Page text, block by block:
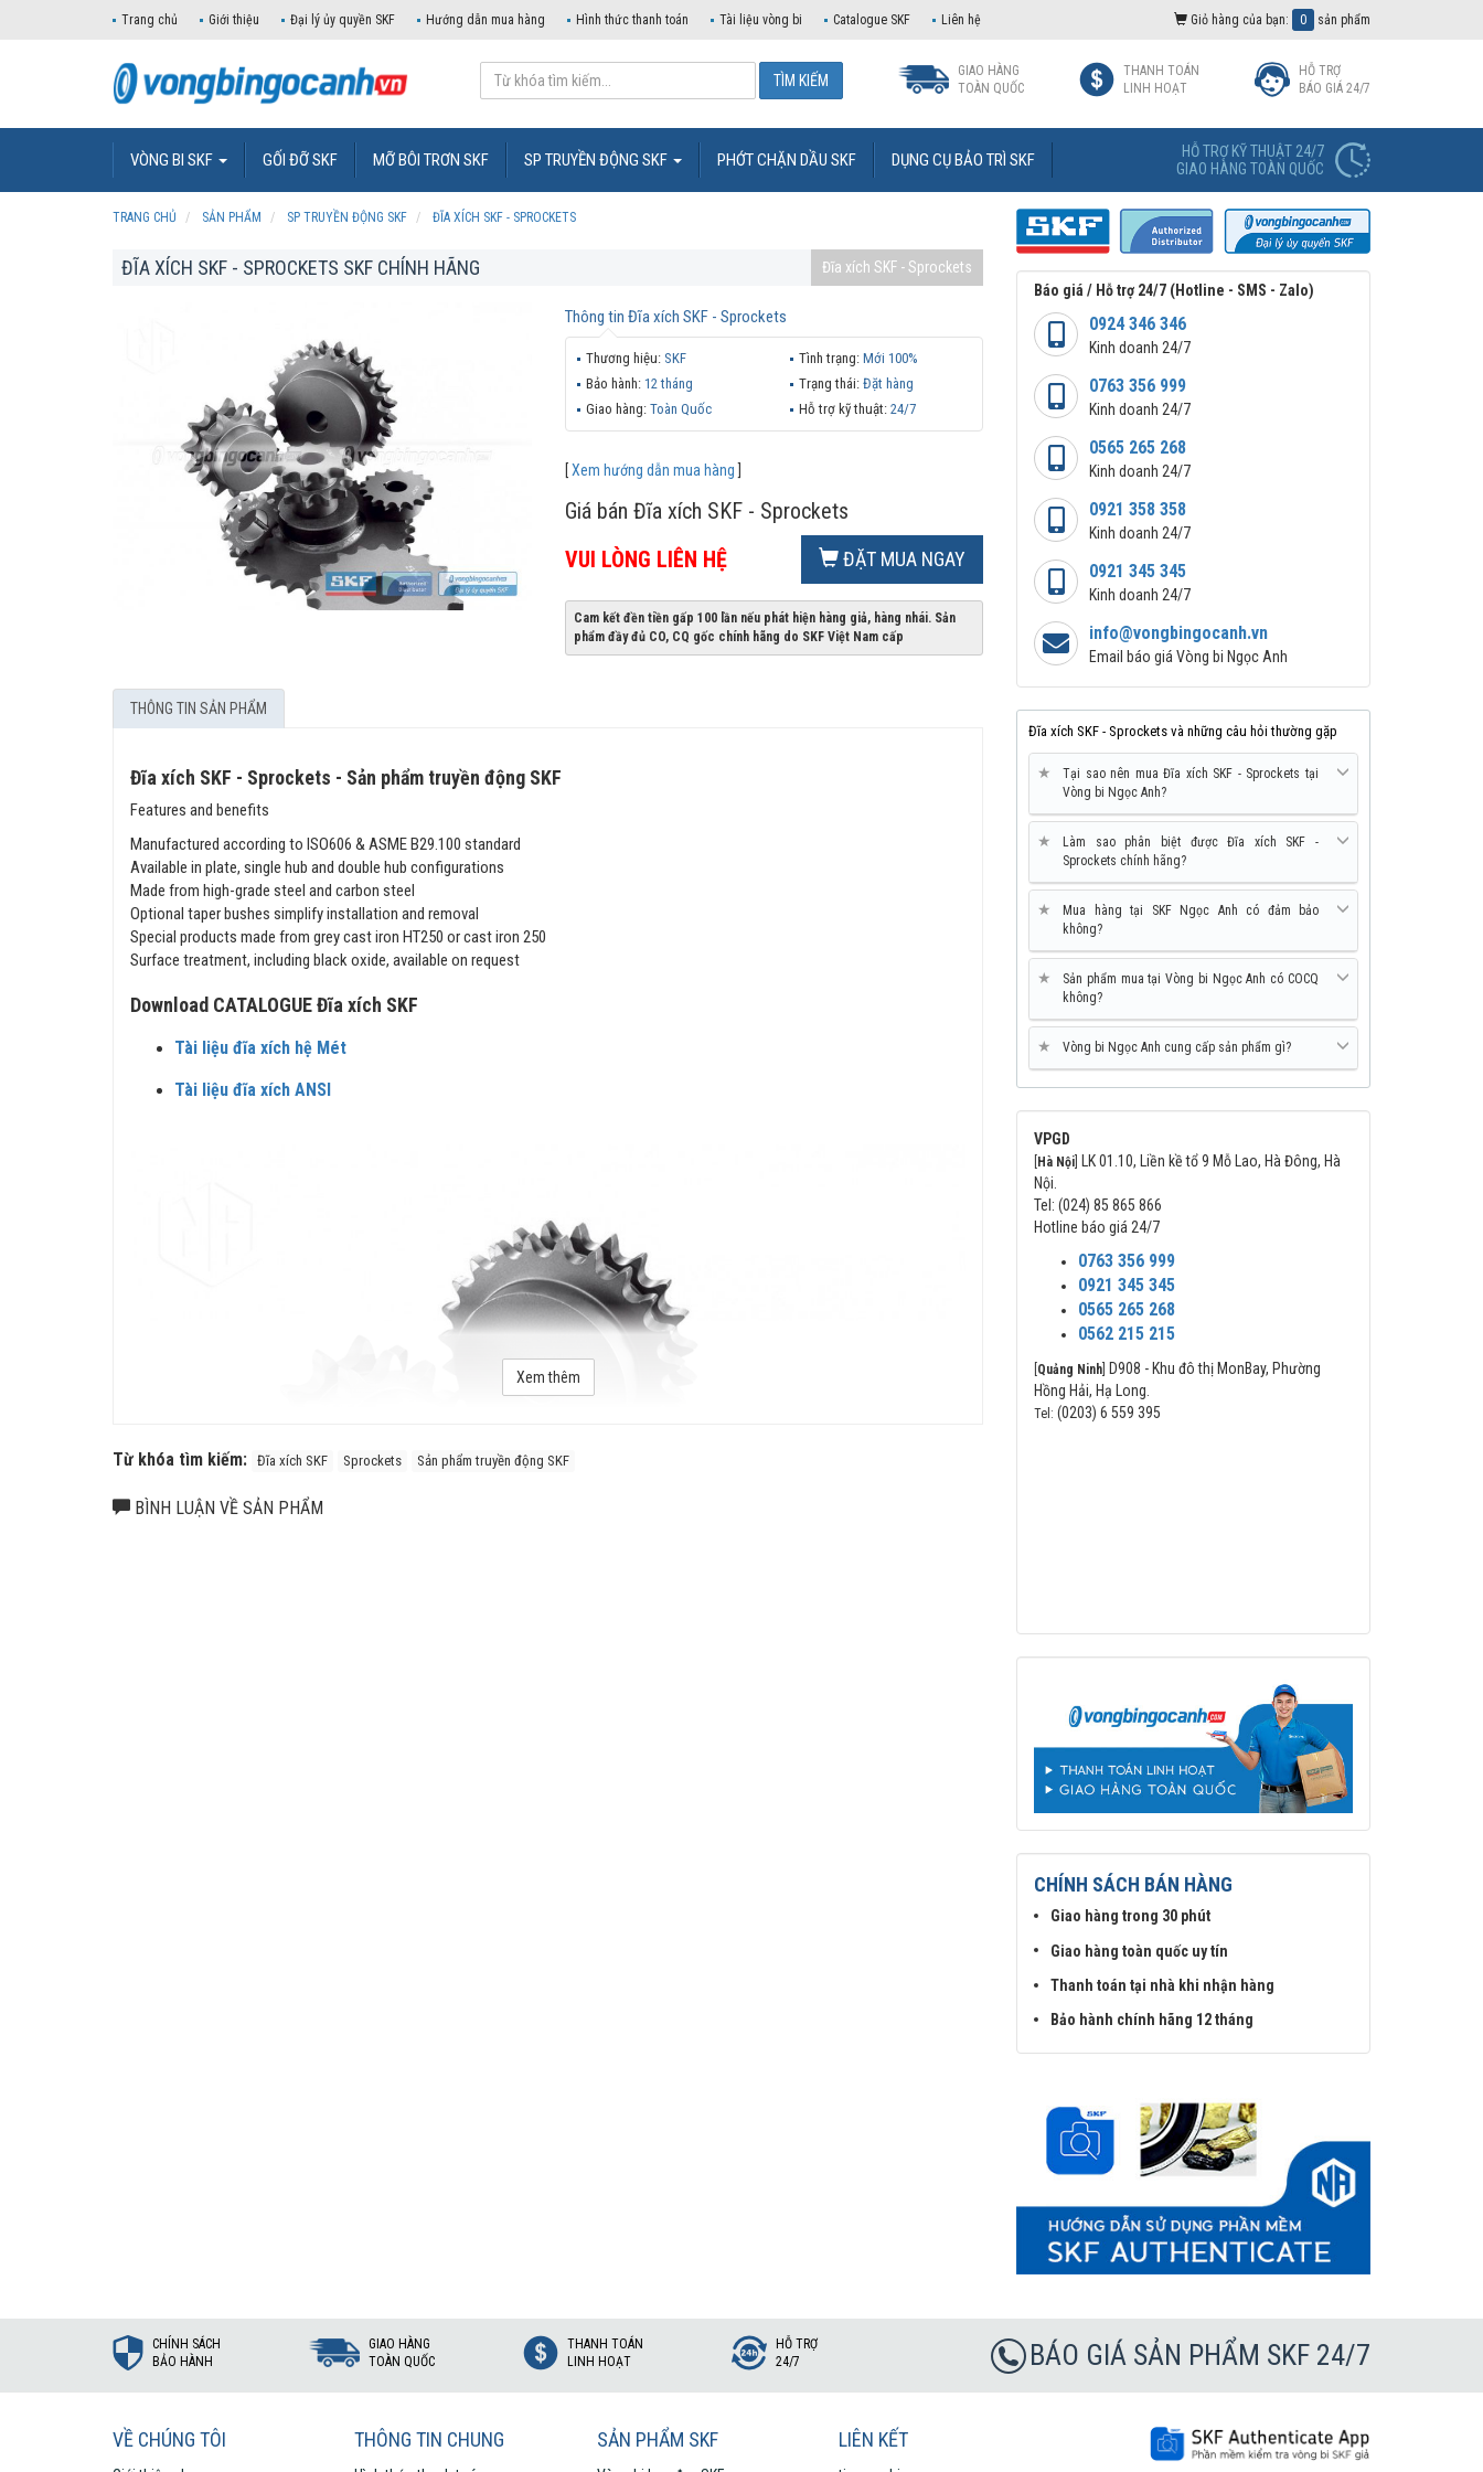
Trang chủ Giới thiệu Đại lý ủy quyền SKF Hướng dẫn mua hàng Hình thức thanh toán Tài liệu vòng bi Catalogue SKF Liên hệ Giỏ hàng của bạn: 0 sản phẩm
GIAO HÀNG
TOÀN QUỐC
THANH TOÁN
LINH HOẠT
HỖ TRỢ
BÁO GIÁ 24/7
VÒNG BI SKF GỐI ĐỠ SKF MỠ BÔI TRƠN SKF SP TRUYỀN ĐỘNG SKF PHỚT CHẶN DẦU SKF DỤNG CỤ BẢO TRÌ SKF
HỖ TRỢ KỸ THUẬT 24/7
GIAO HÀNG TOÀN QUỐC
TRANG CHỦ SẢN PHẨM SP TRUYỀN ĐỘNG SKF ĐĨA XÍCH SKF - SPROCKETS
ĐĨA XÍCH SKF - SPROCKETS SKF CHÍNH HÃNG Đĩa xích SKF - Sprockets
Thông tin Đĩa xích SKF - Sprockets
Thương hiệu: SKF Tình trạng:Mới 100%
Bảo hành: 12 tháng Trạng thái:Đặt hàng
Giao hàng: Toàn Quốc Hỗ trợ kỹ thuật:24/7
[Xem hướng dẫn mua hàng
Giá bán Đĩa xích SKF - Sprockets
VUI LÒNG LIÊN HỆ
ĐẶT MUA NGAY
Cam kết đền tiền gấp 100 lần nếu phát hiện hàng giả, hàng nhái. Sản
phẩm đầy đủ CO, CQ gốc chính hãng do SKF Việt Nam cấp
THÔNG TIN SẢN PHẨM
Đĩa xích SKF - Sprockets - Sản phẩm truyền động SKF
Features and benefits
Manufactured according to ISO606 & ASME B29.100 standard
Available in plate, single hub and double hub configurations
Made from high-grade steel and carbon steel
Optional taper bushes simplify installation and removal
Special products made from grey cast iron HT250 or cast iron 250
Surface treatment, including black oxide, available on request
Download CATALOGUE Đĩa xích SKF
Tài liệu đĩa xích hệ Mét
Tài liệu đĩa xích ANSI
Xem thêm
Từ khóa tìm kiếm: Đĩa xích SKF Sprockets Sản phẩm truyền động SKF
BÌNH LUẬN VỀ SẢN PHẨM
Báo giá / Hỗ trợ 24/7 (Hotline - SMS - Zalo)
0924 346 346
Kinh doanh 24/7
0763 356 999
Kinh doanh 24/7
0565 265 268
Kinh doanh 24/7
0921 358 358
Kinh doanh 24/7
0921 345 345
Kinh doanh 24/7
info@vongbingocanh.vn
Email báo giá Vòng bi Ngọc Anh
Đĩa xích SKF - Sprockets và những câu hỏi thường gặp
★
Tại sao nên mua Đĩa xích SKF - Sprockets tại
Vòng bi Ngọc Anh?
★
Làm sao phân biệt được Đĩa xích SKF -
Sprockets chính hãng?
★
Mua hàng tại SKF Ngọc Anh có đảm bảo
không?
★
Sản phẩm mua tại Vòng bi Ngọc Anh có COCQ
không?
★ Vòng bi Ngọc Anh cung cấp sản phẩm gì?
VPGD
Hà Nội
LK 01.10, Liền kề tổ 9 Mỗ Lao, Hà Đông, Hà
Nội.
Tel: (024) 85 865 866
Hotline báo giá 24/7
0763 356 999
0921 345 345
0565 265 268
0562 215 215
Quảng Ninh D908 - Khu đô thị MonBay, Phường
Hồng Hải, Hạ Long.
Tel: (0203) 6 559 395
CHÍNH SÁCH BÁN HÀNG
Giao hàng trong 30 phút
Giao hàng toàn quốc uy tín
Thanh toán tại nhà khi nhận hàng
Bảo hành chính hãng 12 tháng
CHÍNH SÁCH
BẢO HÀNH
GIAO HÀNG
TOÀN QUỐC
THANH TOÁN
LINH HOẠT
HỖ TRỢ
24/7
BÁO GIÁ SẢN PHẨM SKF 24/7
VỀ CHÚNG TÔI THÔNG TIN CHUNG SẢN PHẨM SKF LIÊN KẾT